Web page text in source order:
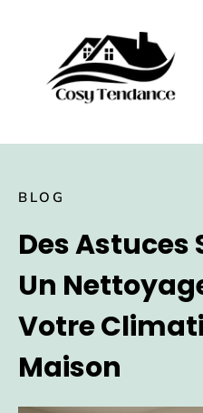
BLOG
Des Astuces
Un
Votre
Maison